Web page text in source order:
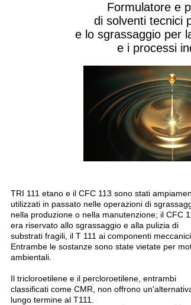
Formulatore e
di solventi tecnici
e lo sgrassaggio per
e i processi
TRI 111 etano e il CFC 113 sono stati
utilizzati in passato nelle operazioni di
nella produzione o nella manutenzione; il CFC
era riservato allo sgrassaggio e alla pulizia di
substrati fragili, il T 111 ai componenti meccanici.
Entrambe le sostanze sono state vietate per
ambientali.
Il tricloroetilene e il percloroetilene, entrambi
classificati come CMR, non offrono
lungo termine al T111.